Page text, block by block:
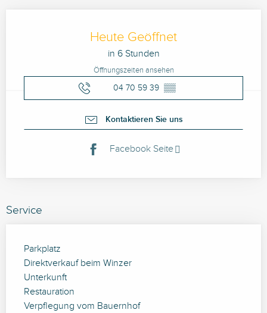
Heute Geöffnet
in 6 Stunden
Öffnungszeiten ansehen
04 70 59 39 ▒▒
Kontaktieren Sie uns
Facebook Seite
Service
Parkplatz
Direktverkauf beim Winzer
Unterkunft
Restauration
Verpflegung vom Bauernhof